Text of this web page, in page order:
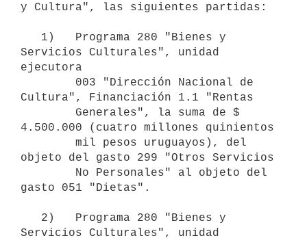
y Cultura", las siguientes partidas:
Servicios Culturales", unidad
ejecutora
Cultura", Financiación 1.1 "Rentas
4.500.000 (cuatro millones quinientos
objeto del gasto 299 "Otros Servicios
gasto 051 "Dietas".
Servicios Culturales", unidad